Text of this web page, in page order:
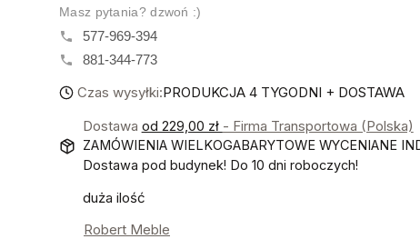
Masz pytania? dzwoń :)
577-969-394
881-344-773
Czas wysyłki:PRODUKCJA 4 TYGODNI + DOSTAWA
Dostawa od 229,00 zł - Firma Transportowa (Polska)
ZAMÓWIENIA WIELKOGABARYTOWE WYCENIANE
Dostawa pod budynek! Do 10 dni roboczych!
duża ilość
Robert Meble